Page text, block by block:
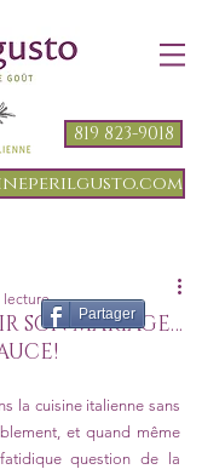
819 823-9018
SON MARIAGE…
lecture
la cuisine italienne sans
et quand même
question de la
Partager